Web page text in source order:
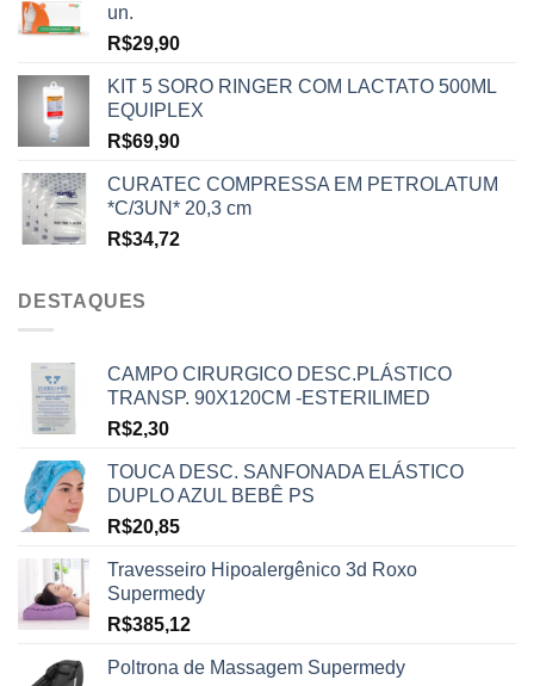
un.
R$29,90
KIT 5 SORO RINGER COM LACTATO 500ML
EQUIPLEX
R$69,90
CURATEC COMPRESSA EM PETROLATUM
*C/3UN* 20,3 cm
R$34,72
DESTAQUES
CAMPO CIRURGICO DESC.PLÁSTICO
TRANSP. 90X120CM -ESTERILIMED
R$2,30
TOUCA DESC. SANFONADA ELÁSTICO
DUPLO AZUL BEBÊ PS
R$20,85
Travesseiro Hipoalergênico 3d Roxo
Supermedy
R$385,12
Poltrona de Massagem Supermedy